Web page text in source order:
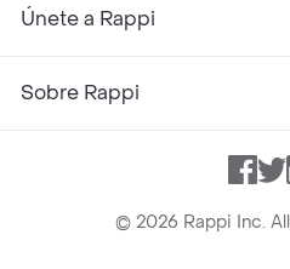
Únete a Rappi
Sobre Rappi
© 2026 Rappi Inc.